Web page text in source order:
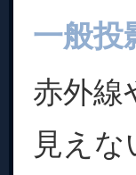
一般投
赤外線
見え